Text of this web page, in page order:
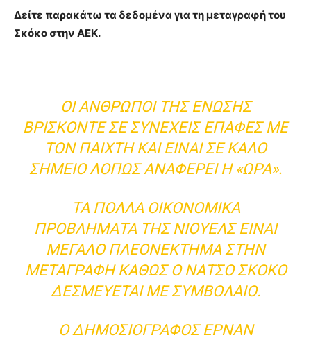
Δείτε παρακάτω τα δεδομένα για τη μεταγραφή του
Σκόκο στην ΑΕΚ.
ΟΙ ΆΝΘΡΩΠΟΙ ΤΗΣ ΈΝΩΣΗΣ
ΒΡΊΣΚΟΝΤΕ ΣΕ ΣΥΝΕΧΕΊΣ ΕΠΑΦΈΣ ΜΕ
ΤΟΝ ΠΑΊΧΤΗ ΚΑΙ ΕΊΝΑΙ ΣΕ ΚΑΛΌ
ΣΗΜΕΊΟ ΛΟΠΩΣ ΑΝΑΦΈΡΕΙ Η «ΩΡΑ».
ΤΑ ΠΟΛΛΆ ΟΙΚΟΝΟΜΙΚΆ
ΠΡΟΒΛΉΜΑΤΑ ΤΗΣ ΝΙΟΎΕΛΣ ΕΊΝΑΙ
ΜΕΓΆΛΟ ΠΛΕΟΝΈΚΤΗΜΑ ΣΤΗΝ
ΜΕΤΑΓΡΑΦΉ ΚΑΘΏΣ Ο ΝΆΤΣΟ ΣΚΌΚΟ
ΔΕΣΜΕΎΕΤΑΙ ΜΕ ΣΥΜΒΌΛΑΙΟ.
Ο ΔΗΜΟΣΙΟΓΡΆΦΟΣ ΕΡΝΆΝ